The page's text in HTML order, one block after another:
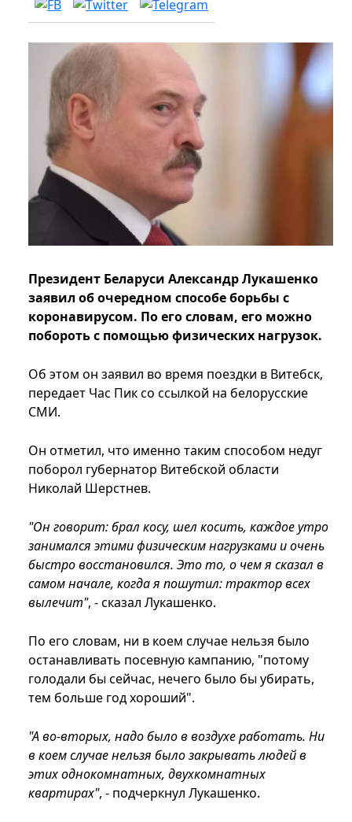
Президент Беларуси Александр Лукашенко
заявил об очередном способе борьбы с
коронавирусом. По его словам, его можно
побороть с помощью физических нагрузок.
Об этом он заявил во время поездки в Витебск,
передает Час Пик со ссылкой на белорусские
СМИ.
Он отметил, что именно таким способом недуг
поборол губернатор Витебской области
Николай Шерстнев.
"Он говорит: брал косу, шел косить, каждое утро
занимался этими физическим нагрузками и очень
быстро восстановился. Это то, о чем я сказал в
самом начале, когда я пошутил: трактор всех
вылечит", - сказал Лукашенко.
По его словам, ни в коем случае нельзя было
останавливать посевную кампанию, "потому
голодали бы сейчас, нечего было бы убирать,
тем больше год хороший".
"А во-вторых, надо было в воздухе работать. Ни
в коем случае нельзя было закрывать людей в
этих однокомнатных, двухкомнатных
квартирах", - подчеркнул Лукашенко.